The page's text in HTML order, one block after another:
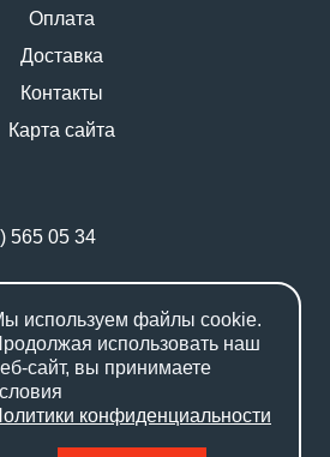
Оплата
Доставка
Контакты
Карта сайта
565 05 34
Санкт-Петербург,
Маршала Новикова, 28Е
с 9:00 до 18:00
используем файлы cookie.
использовать наш
сайт, вы принимаете
конфиденциальности